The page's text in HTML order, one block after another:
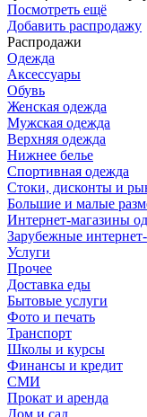
Посмотреть ещё
Добавить распродажу
Распродажи
Одежда
Аксессуары
Обувь
Женская одежда
Мужская одежда
Верхняя одежда
Нижнее белье
Спортивная одежда
Стоки, дисконты и
Большие и малые
Интернет-магазины
Зарубежные
Услуги
Прочее
Доставка еды
Бытовые услуги
Фото и печать
Транспорт
Школы и курсы
Финансы и кредит
СМИ
Прокат и аренда
Дом и сад